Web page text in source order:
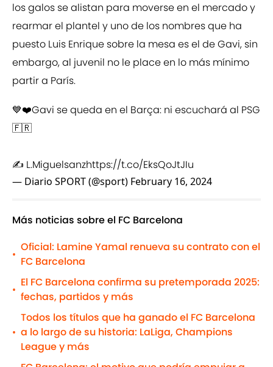
los galos se alistan para moverse en el mercado y
rearmar el plantel y uno de los nombres que ha
puesto Luis Enrique sobre la mesa es el de Gavi, sin
embargo, al juvenil no le place en lo más mínimo
partir a París.
💙❤️Gavi se queda en el Barça: ni escuchará al PSG
🇫🇷
✍️ L.Miguelsanzhttps://t.co/EksQoJtJIu
— Diario SPORT (@sport) February 16, 2024
Más noticias sobre el FC Barcelona
•
Oficial: Lamine Yamal renueva su contrato con el
FC Barcelona
•
El FC Barcelona confirma su pretemporada 2025:
fechas, partidos y más
•
Todos los títulos que ha ganado el FC Barcelona
a lo largo de su historia: LaLiga, Champions
League y más